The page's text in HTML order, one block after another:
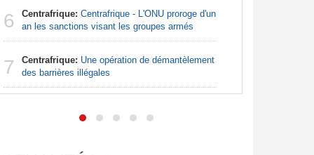
6 Centrafrique: Centrafrique - L'ONU proroge d'un
an les sanctions visant les groupes armés
7 Centrafrique: Une opération de démantèlement
des barrières illégales